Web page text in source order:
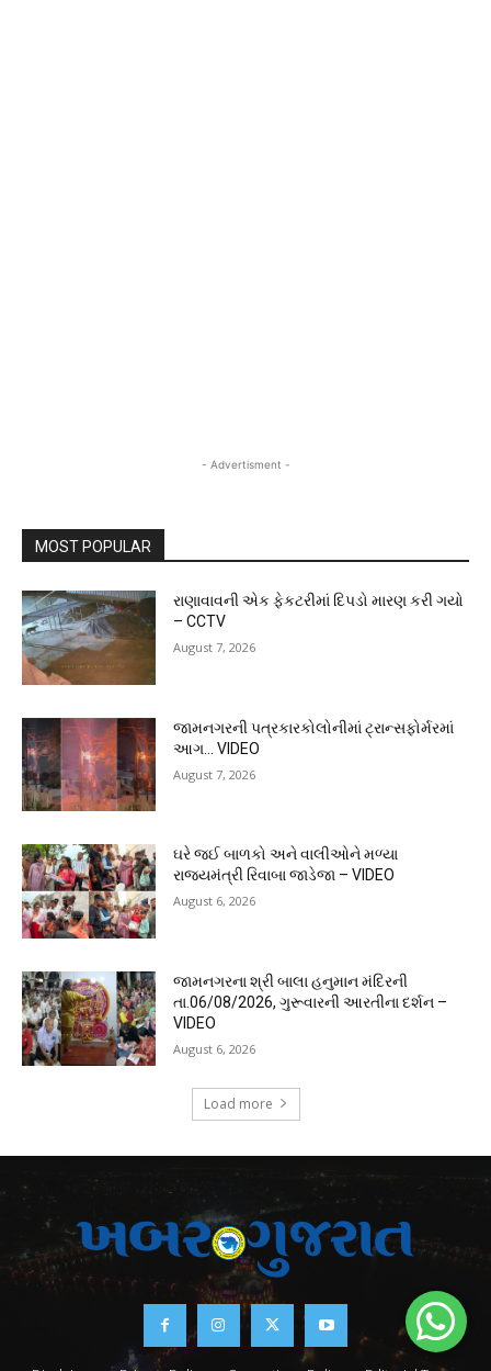
- Advertisment -
MOST POPULAR
રાણાવાવની એક ફેકટરીમાં દિપડો મારણ કરી ગયો
– CCTV
August 7, 2026
જામનગરની પત્રકારકોલોનીમાં ટ્રાન્સફોર્મરમાં
આગ… VIDEO
August 7, 2026
ઘરે જઈ બાળકો અને વાલીઓને મળ્યા
રાજ્યમંત્રી રિવાબા જાડેજા – VIDEO
August 6, 2026
જામનગરના શ્રી બાલા હનુમાન મંદિરની
તા.06/08/2026, ગુરૂવારની આરતીના દર્શન –
VIDEO
August 6, 2026
Load more